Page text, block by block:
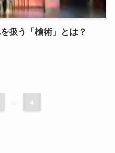
扱う「槍術」とは？
... 4